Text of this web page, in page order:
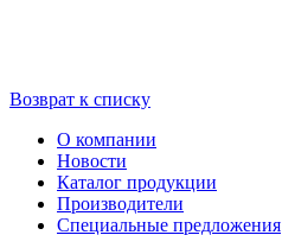
Возврат к списку
О компании
Новости
Каталог продукции
Производители
Специальные предложения